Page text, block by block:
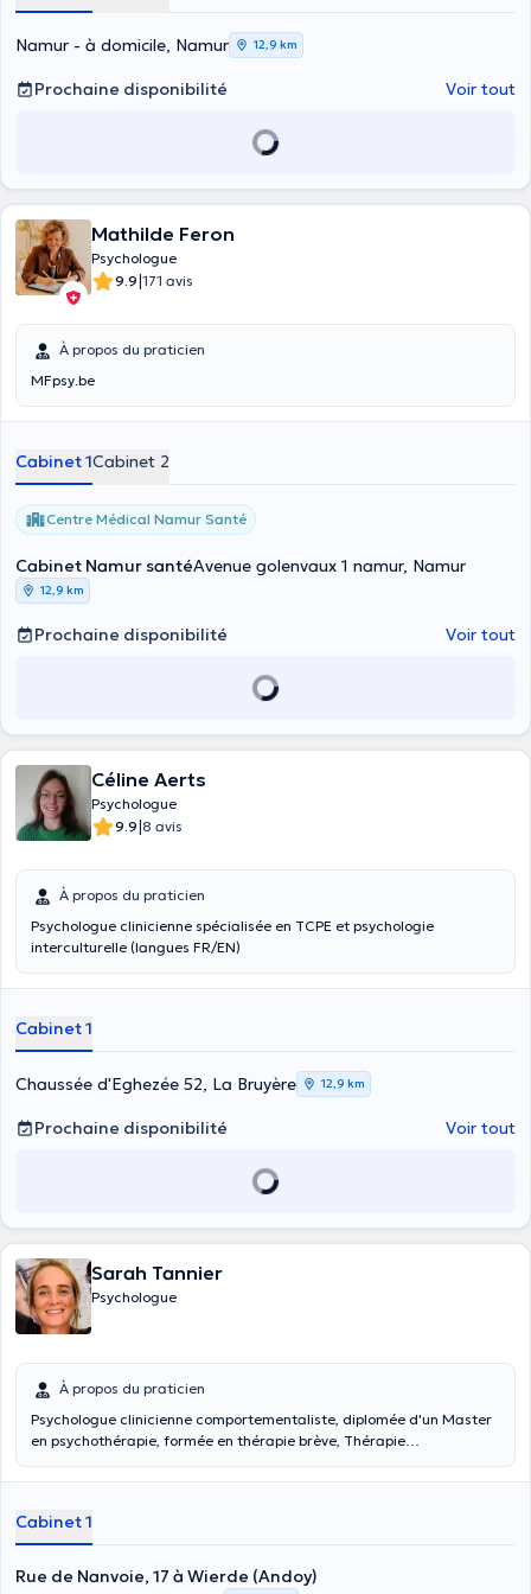
Namur - à domicile, Namur 12,9 km
Prochaine disponibilité Voir tout
Mathilde Feron
Psychologue
9.9|171 avis
À propos du praticien
MFpsy.be
Cabinet 1Cabinet 2
Centre Médical Namur Santé
Cabinet Namur santéAvenue golenvaux 1 namur, Namur
12,9 km
Prochaine disponibilité Voir tout
Céline Aerts
Psychologue
9.9|8 avis
À propos du praticien
Psychologue clinicienne spécialisée en TCPE et psychologie
interculturelle (langues FR/EN)
Cabinet 1
Chaussée d'Eghezée 52, La Bruyère 12,9 km
Prochaine disponibilité Voir tout
Sarah Tannier
Psychologue
À propos du praticien
Psychologue clinicienne comportementaliste, diplomée d'un Master
en psychothérapie, formée en thérapie brève, Thérapie
conversationnelle. Mes entretiens sont dynamiques. Il ne s'agit pas
part de mes impressions. C'est ensemble que nous partons à le
recherche de solutions pour un mieux-être ou une acceptation de
notre vécu et de nos pensées dans le respect du rythme et de la
personnalité de chacun. Je m'inspire beaucoup de la psychologie
Cabinet 1
Rue de Nanvoie, 17 à Wierde (Andoy)